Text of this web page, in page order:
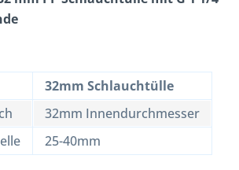
32mm Schlauchtülle
32mm Innendurchmesser
25-40mm